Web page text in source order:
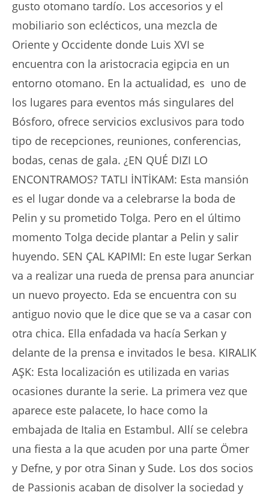
gusto otomano tardío. Los accesorios y el
mobiliario son eclécticos, una mezcla de
Oriente y Occidente donde Luis XVI se
encuentra con la aristocracia egipcia en un
entorno otomano. En la actualidad, es uno de
los lugares para eventos más singulares del
Bósforo, ofrece servicios exclusivos para todo
tipo de recepciones, reuniones, conferencias,
bodas, cenas de gala. ¿EN QUÉ DIZI LO
ENCONTRAMOS? TATLI İNTİKAM: Esta mansión
es el lugar donde va a celebrarse la boda de
Pelin y su prometido Tolga. Pero en el último
momento Tolga decide plantar a Pelin y salir
huyendo. SEN ÇAL KAPIMI: En este lugar Serkan
va a realizar una rueda de prensa para anunciar
un nuevo proyecto. Eda se encuentra con su
antiguo novio que le dice que se va a casar con
otra chica. Ella enfadada va hacía Serkan y
delante de la prensa e invitados le besa. KIRALIK
AŞK: Esta localización es utilizada en varias
ocasiones durante la serie. La primera vez que
aparece este palacete, lo hace como la
embajada de Italia en Estambul. Allí se celebra
una fiesta a la que acuden por una parte Ömer
y Defne, y por otra Sinan y Sude. Los dos socios
de Passionis acaban de disolver la sociedad y